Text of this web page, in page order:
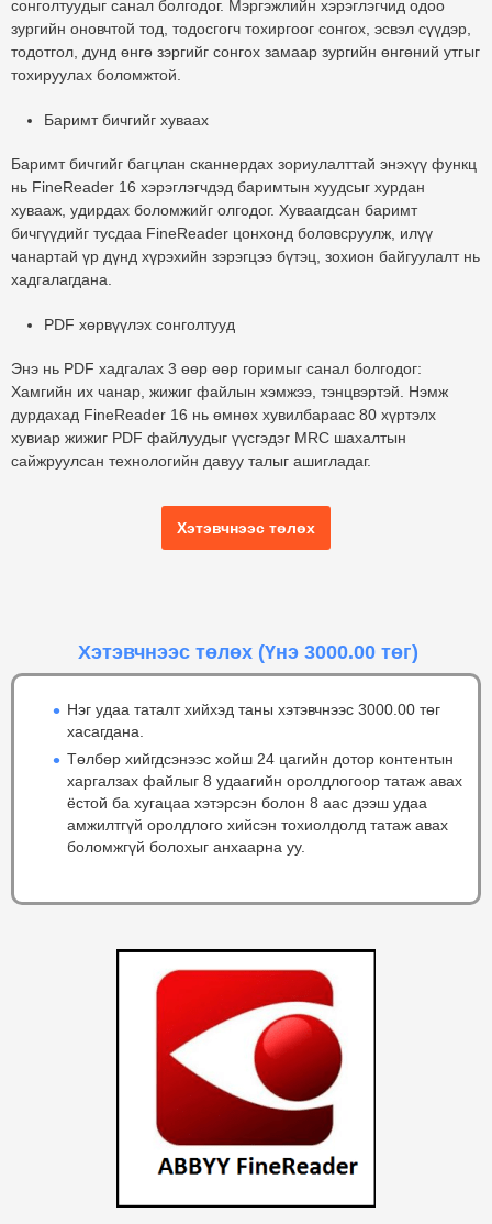
сонголтуудыг санал болгодог. Мэргэжлийн хэрэглэгчид одоо
зургийн оновчтой тод, тодосгогч тохиргоог сонгох, эсвэл сүүдэр,
тодотгол, дунд өнгө зэргийг сонгох замаар зургийн өнгөний утгыг
тохируулах боломжтой.
Баримт бичгийг хуваах
Баримт бичгийг багцлан сканнердах зориулалттай энэхүү функц
нь FineReader 16 хэрэглэгчдэд баримтын хуудсыг хурдан
хувааж, удирдах боломжийг олгодог. Хуваагдсан баримт
бичгүүдийг тусдаа FineReader цонхонд боловсруулж, илүү
чанартай үр дүнд хүрэхийн зэрэгцээ бүтэц, зохион байгуулалт нь
хадгалагдана.
PDF хөрвүүлэх сонголтууд
Энэ нь PDF хадгалах 3 өөр өөр горимыг санал болгодог:
Хамгийн их чанар, жижиг файлын хэмжээ, тэнцвэртэй. Нэмж
дурдахад FineReader 16 нь өмнөх хувилбараас 80 хүртэлх
хувиар жижиг PDF файлуудыг үүсгэдэг MRC шахалтын
сайжруулсан технологийн давуу талыг ашигладаг.
Хэтэвчнээс төлөх
Хэтэвчнээс төлөх (Үнэ 3000.00 төг)
Нэг удаа таталт хийхэд таны хэтэвчнээс 3000.00 төг
хасагдана.
Төлбөр хийгдсэнээс хойш 24 цагийн дотор контентын
харгалзах файлыг 8 удаагийн оролдлогоор татаж авах
ёстой ба хугацаа хэтэрсэн болон 8 аас дээш удаа
амжилтгүй оролдлого хийсэн тохиолдолд татаж авах
боломжгүй болохыг анхаарна уу.